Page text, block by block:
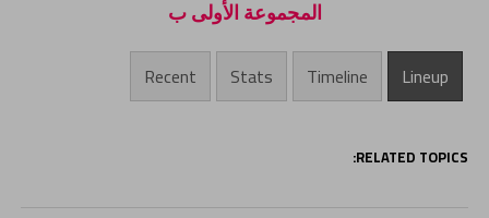
المجموعة الأولى ب
Lineup
Timeline
Stats
Recent
RELATED TOPICS: